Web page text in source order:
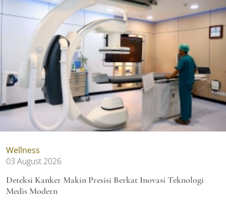
Wellness
03 August 2026
Deteksi Kanker Makin Presisi Berkat Inovasi Teknologi
Medis Modern